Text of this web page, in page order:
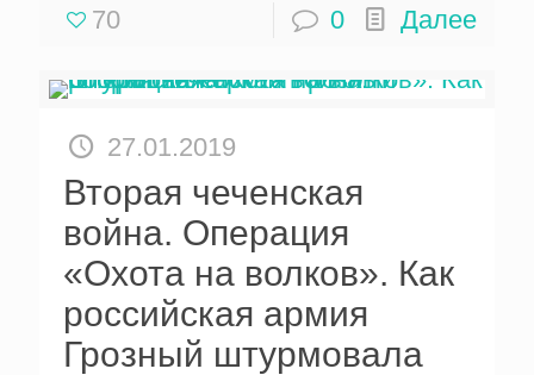
70 0 Далее
27.01.2019
Вторая чеченская
война. Операция
«Охота на волков». Как
российская армия
Грозный штурмовала